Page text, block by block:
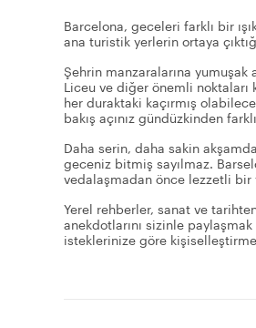
Barcelona, geceleri farklı bir
ana turistik yerlerin ortaya
Şehrin manzaralarına
Liceu ve diğer önemli noktaları
her duraktaki kaçırmış
bakış açınız gündüzkinden
Daha serin, daha sakin
geceniz bitmiş sayılmaz.
vedalaşmadan önce lezzetli bir
Yerel rehberler, sanat ve
anekdotlarını sizinle
isteklerinize göre